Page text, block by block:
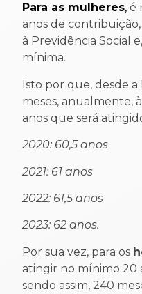
Para as mulheres, é
anos de contribuição,
à Previdência Social
mínima.
Isto por que, desde a
meses, anualmente,
anos que será
2020: 60,5 anos
2021: 61 anos
2022: 61,5 anos
2023: 62 anos.
Por sua vez, para os
atingir no mínimo 20
sendo assim, 240